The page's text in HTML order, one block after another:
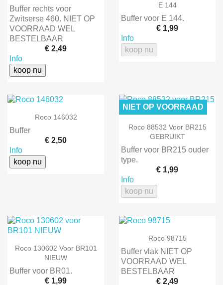
Buffer rechts voor
Zwitserse 460. NIET OP
VOORRAAD WEL
BESTELBAAR
€ 2,49
Info
koop nu
E 144
Buffer voor E 144.
€ 1,99
Info
koop nu
Roco 146032
Buffer
€ 2,50
Info
koop nu
Roco 88532 Voor BR215
GEBRUIKT
Buffer voor BR215 ouder
type.
€ 1,99
Info
koop nu
NIET OP VOORRAAD
Roco 130602 Voor BR101
NIEUW
Buffer voor BR01.
€ 1,99
Roco 98715
Buffer vlak NIET OP
VOORRAAD WEL
BESTELBAAR
€ 2,49